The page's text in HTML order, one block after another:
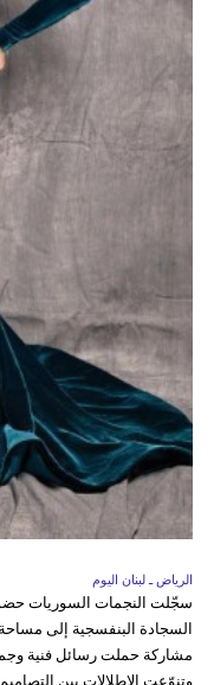
الرياض ـ لبنان اليوم
السجادة البنفسجية إلى مساحة
مشاركة حملت رسائل فنية
وتنوّعت الإطلالات بين